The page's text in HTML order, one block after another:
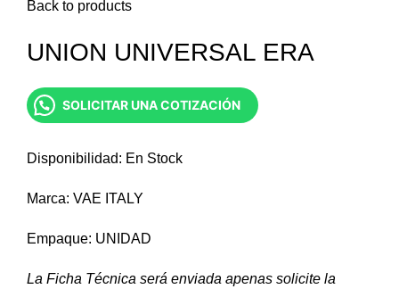
Back to products
UNION UNIVERSAL ERA
SOLICITAR UNA COTIZACIÓN
Disponibilidad: En Stock
Marca: VAE ITALY
Empaque: UNIDAD
La Ficha Técnica será enviada apenas solicite la